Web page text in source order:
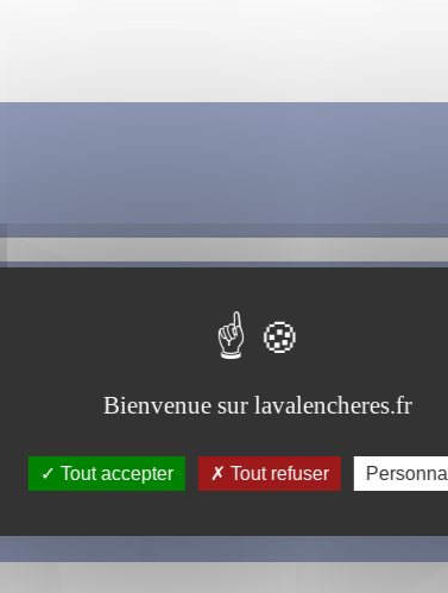
formulaire soient utilisées, exploitées, traitées pour
Bienvenue sur lavalencheres.fr
Tout accepter Tout refuser